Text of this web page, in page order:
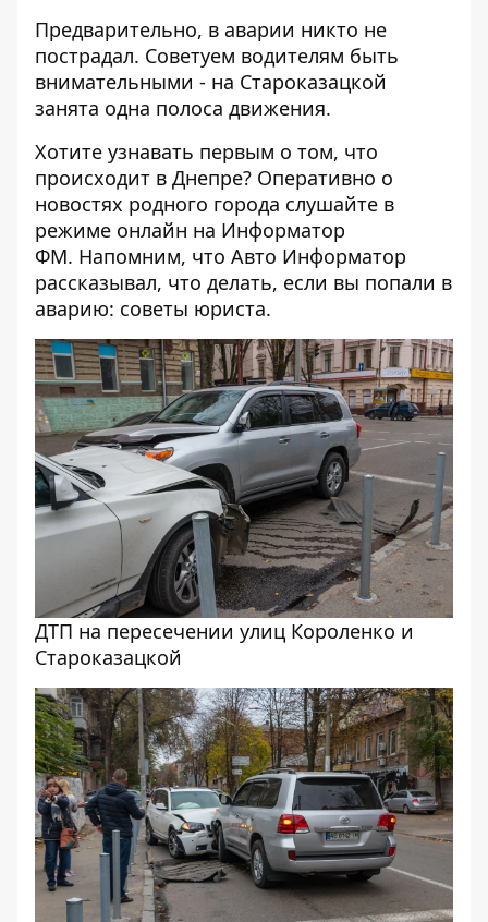
Предварительно, в аварии никто не
пострадал. Советуем водителям быть
внимательными - на Староказацкой
занята одна полоса движения.
Хотите узнавать первым о том, что
происходит в Днепре? Оперативно о
новостях родного города слушайте в
режиме онлайн на Информатор
ФМ. Напомним, что Авто Информатор
рассказывал, что делать, если вы попали в
аварию: советы юриста.
ДТП на пересечении улиц Короленко и
Староказацкой